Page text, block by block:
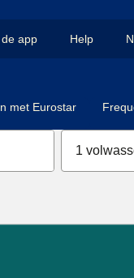
app Help
met Eurostar
1